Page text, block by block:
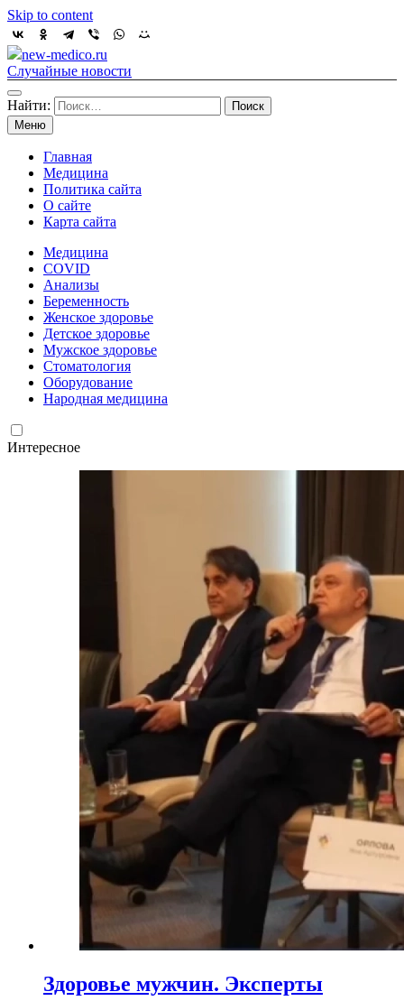
Skip to content
new-medico.ru
Случайные новости
Найти:
Меню
Главная
Медицина
Политика сайта
О сайте
Карта сайта
Медицина
COVID
Анализы
Беременность
Женское здоровье
Детское здоровье
Мужское здоровье
Стоматология
Оборудование
Народная медицина
Интересное
Здоровье мужчин. Эксперты